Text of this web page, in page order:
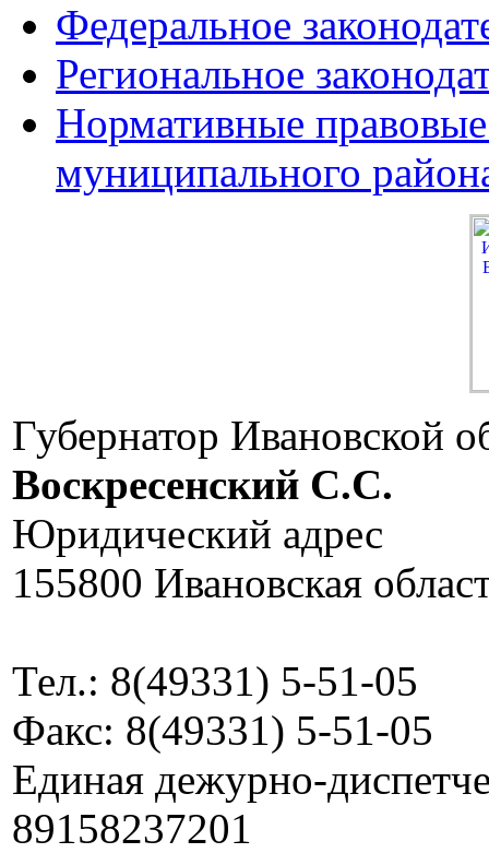
Федеральное
Региональное
Нормативные
муниципального
Губернатор Ивановской
Воскресенский C.C.
Юридический адрес
155800 Ивановская
Тел.: 8(49331) 5-51-05
Факс: 8(49331) 5-51-05
Единая дежурно-
89158237201